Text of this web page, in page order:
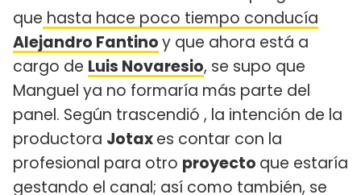
que hasta hace poco tiempo conducía
Alejandro Fantinoy que ahora está a
cargo de Luis Novaresio, se supo que
Manguel ya no formaría más parte del
panel. Según trascendió , la intención de la
productora Jotaxes contar con la
profesional para otro proyecto que estaría
gestando el canal; así como también, se